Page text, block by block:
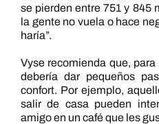
se pierden entre 751 y 845
la gente no vuela o hace
haría”.
Vyse recomienda que,
debería dar pequeños
confort. Por ejemplo,
salir de casa pueden
amigo en un café que les